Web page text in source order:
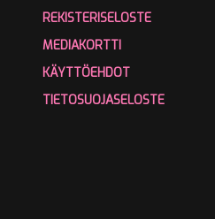
REKISTERISELOSTE
MEDIAKORTTI
KÄYTTÖEHDOT
TIETOSUOJASELOSTE